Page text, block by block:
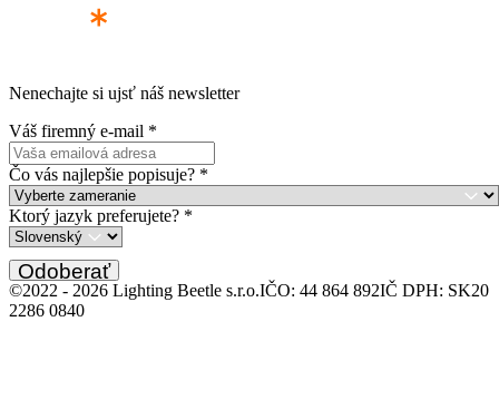
Nenechajte si ujsť náš newsletter
Váš firemný e-mail *
Čo vás najlepšie popisuje? *
Ktorý jazyk preferujete? *
Odoberať
©2022 - 2026 Lighting Beetle s.r.o.IČO: 44 864 892IČ DPH: SK20
2286 0840